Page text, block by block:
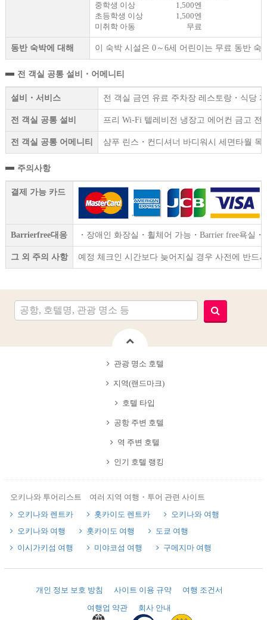
중학생 이상
1,500엔
초등학생 이상
1,500엔
미취학 아동
무료
동반 숙박에 대해 이 숙박 시설은 0～6세 어린이는 무료 동반 숙
전 객실 공통 설비・어메니티
설비・서비스 전 객실 금연 유료 주차장 레스토랑・식당
전 객실 공통 설비 프리 Wi-Fi 텔레비전 냉장고 에어컨 금고
전 객실 공통 어메니티 샴푸 린스・컨디셔너 바디워시 세면타월
주의사항
결제 가능 카드
Barrierfree대응 ・장애인 화장실・휠체어 가능・Barrier free욕실
그 외 주의 사항 예정 체크인 시간보다 늦어지실 경우 사전에 반드
관광 명소 호텔
지역(랜드마크)
호텔 타입
공항 주변 호텔
역 주변 호텔
인기 호텔 랭킹
오키나와 투어리스트 여러 지역 여행・투어 관련 사이트
오키나와 렌트카
홋카이도 렌트카
오키나와 여행
오키나와 여행
홋카이도 여행
도쿄 여행
이시가키섬 여행
미야코섬 여행 구메지마 여행
개인 정보 보호 방침 사이트 이용 규약
여행 조건서
여행업 약관
회사 안내